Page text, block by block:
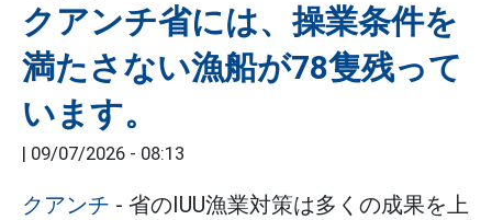
クアンチ省には、操業条件を
満たさない漁船が78隻残って
います。
| 09/07/2026 - 08:13
クアンチ - 省のIUU漁業対策は多くの成果を上